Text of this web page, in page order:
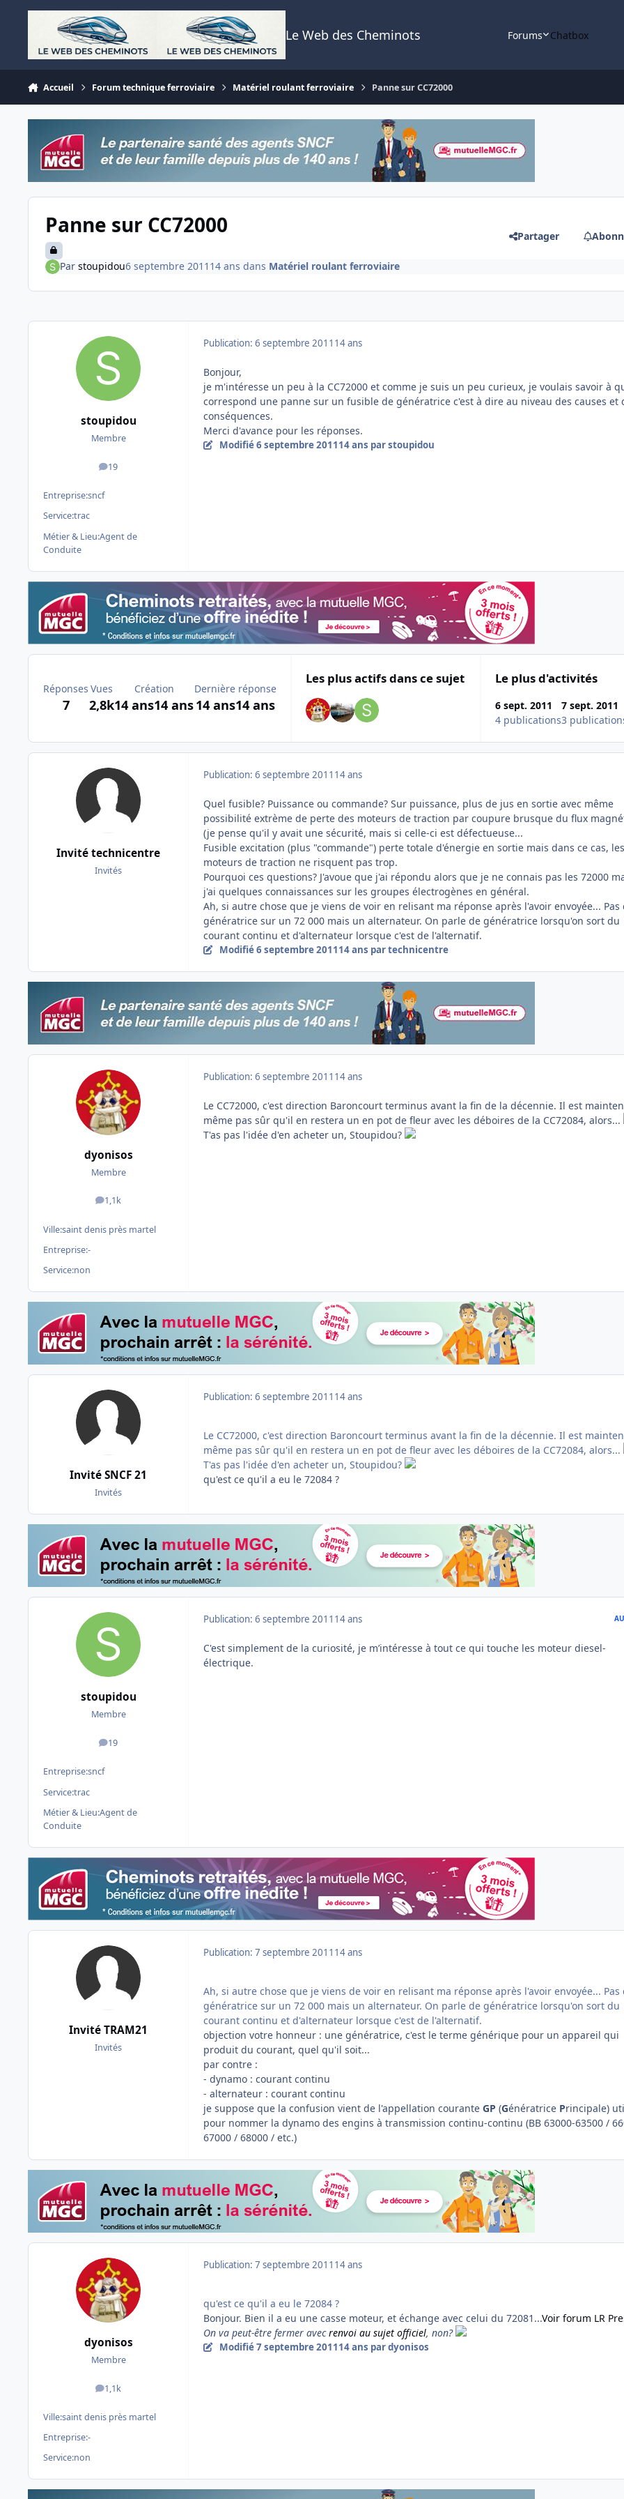
Aller au contenu
Le Web des Cheminots Forums Chatbox
Accueil Forum technique ferroviaire Matériel roulant ferroviaire Panne sur CC72000
Panne sur CC72000 Partager
Par stoupidou6 septembre 2011 14 ans dans Matériel roulant ferroviaire
stoupidou
Membre
19
messages
Entreprise:sncf
Service:trac
Métier & Lieu:Agent de
Conduite
Publication: 6 septembre 2011 14 ans
Bonjour,
je m'intéresse un peu à la CC72000 et comme je suis un peu curieux, je voulais savoir à
correspond une panne sur un fusible de génératrice c'est à dire au niveau des causes et
conséquences.
Merci d'avance pour les réponses.
Modifié6 septembre 201114 ans par stoupidou
Réponses
7
Vues
2,8k
Création
14 ans14 ans
Dernière réponse
14 ans14 ans
Les plus actifs dans ce sujet Le plus d'activités
6 sept. 2011
4 publications
7 sept. 2011
3
Invité technicentre
Invités
Publication: 6 septembre 2011 14 ans
Quel fusible? Puissance ou commande? Sur puissance, plus de jus en sortie avec même
possibilité extrème de perte des moteurs de traction par coupure brusque du flux
(je pense qu'il y avait une sécurité, mais si celle-ci est défectueuse...
Fusible excitation (plus "commande") perte totale d'énergie en sortie mais dans ce cas, les
moteurs de traction ne risquent pas trop.
Pourquoi ces questions? J'avoue que j'ai répondu alors que je ne connais pas les 72000
j'ai quelques connaissances sur les groupes électrogènes en général.
Ah, si autre chose que je viens de voir en relisant ma réponse après l'avoir envoyée... Pas
génératrice sur un 72 000 mais un alternateur. On parle de génératrice lorsqu'on sort du
courant continu et d'alternateur lorsque c'est de l'alternatif.
Modifié6 septembre 201114 ans par technicentre
dyonisos
Membre
1,1k
messages
Ville:saint denis près martel
Entreprise:-
Service:non
Publication: 6 septembre 2011 14 ans
Le CC72000, c'est direction Baroncourt terminus avant la fin de la décennie. Il est
même pas sûr qu'il en restera un en pot de fleur avec les déboires de la CC72084, alors...
T'as pas l'idée d'en acheter un, Stoupidou?
Invité SNCF 21
Invités
Publication: 6 septembre 2011 14 ans
Le CC72000, c'est direction Baroncourt terminus avant la fin de la décennie. Il est
même pas sûr qu'il en restera un en pot de fleur avec les déboires de la CC72084, alors...
T'as pas l'idée d'en acheter un, Stoupidou?
qu'est ce qu'il a eu le 72084 ?
stoupidou
Membre
19
messages
Entreprise:sncf
Service:trac
Métier & Lieu:Agent de
Conduite
Publication: 6 septembre 2011 14 ans
C'est simplement de la curiosité, je m’intéresse à tout ce qui touche les moteur diesel-
électrique.
Invité TRAM21
Invités
Publication: 7 septembre 2011 14 ans
Ah, si autre chose que je viens de voir en relisant ma réponse après l'avoir envoyée... Pas
génératrice sur un 72 000 mais un alternateur. On parle de génératrice lorsqu'on sort du
courant continu et d'alternateur lorsque c'est de l'alternatif.
objection votre honneur : une génératrice, c'est le terme générique pour un appareil qui
produit du courant, quel qu'il soit...
par contre :
- dynamo : courant continu
- alternateur : courant continu
je suppose que la confusion vient de l'appellation courante GP (Génératrice Principale)
pour nommer la dynamo des engins à transmission continu-continu (BB 63000-63500 /
67000 / 68000 / etc.)
dyonisos
Membre
1,1k
messages
Ville:saint denis près martel
Entreprise:-
Service:non
Publication: 7 septembre 2011 14 ans
qu'est ce qu'il a eu le 72084 ?
Bonjour. Bien il a eu une casse moteur, et échange avec celui du 72081...Voir forum LR
On va peut-être fermer avecrenvoi au sujet officiel, non?
Modifié7 septembre 201114 ans par dyonisos